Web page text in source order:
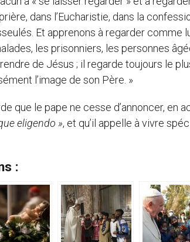
dans l’Eucharistie, dans la
Et apprenons à regarder
les prisonniers, les personnes
de Jésus ; il regarde toujours le
l’image de son Père. »
que le pape ne cesse d’annoncer, en
eligendo », et qu’il appelle à vivre
: